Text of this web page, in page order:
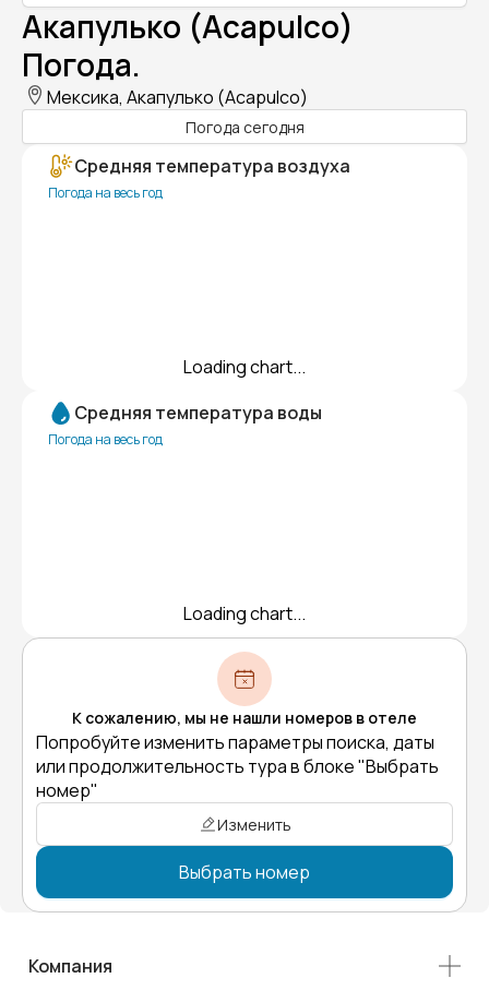
Акапулько (Acapulco)
Погода.
Мексика, Акапулько (Acapulco)
Погода сегодня
Средняя температура воздуха
Погода на весь год
Loading chart...
Средняя температура воды
Погода на весь год
Loading chart...
К сожалению, мы не нашли номеров в отеле
Попробуйте изменить параметры поиска, даты
или продолжительность тура в блоке "Выбрать
номер"
Изменить
Выбрать номер
Компания